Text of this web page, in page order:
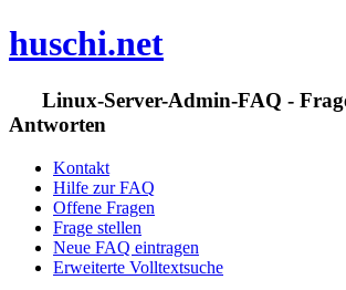
huschi.net
Linux-Server-Admin-FAQ -
Antworten
Kontakt
Hilfe zur FAQ
Offene Fragen
Frage stellen
Neue FAQ eintragen
Erweiterte Volltextsuche